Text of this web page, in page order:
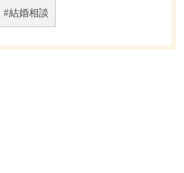
結婚相談